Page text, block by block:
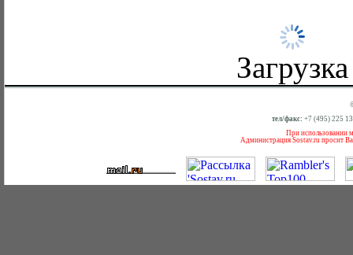
Загрузка
тел/факс: +7 (495) 225
При использовании
Администрация Sostav.ru просит